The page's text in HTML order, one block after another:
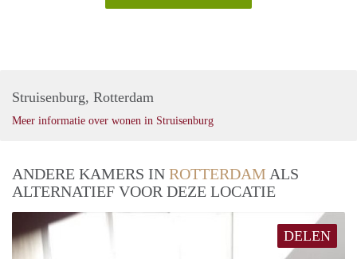
Struisenburg, Rotterdam
Meer informatie over wonen in Struisenburg
ANDERE KAMERS IN ROTTERDAM ALS
ALTERNATIEF VOOR DEZE LOCATIE
DELEN